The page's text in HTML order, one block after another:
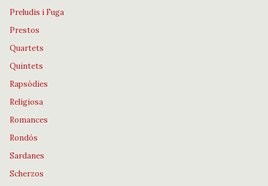
Preludis i Fuga
Prestos
Quartets
Quintets
Rapsòdies
Religiosa
Romances
Rondós
Sardanes
Scherzos